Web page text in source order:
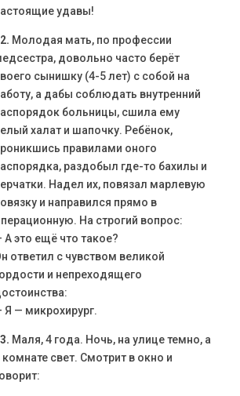
удавы!
Молодая мать, по профессии
довольно часто берёт
сынишку (4-5 лет) с собой на
а дабы соблюдать внутренний
больницы, сшила ему
халат и шапочку. Ребёнок,
правилами оного
раздобыл где-то бахилы и
Надел их, повязал марлевую
и направился прямо в
На строгий вопрос:
А это ещё что такое?
ответил с чувством великой
и непреходящего
Я — микрохирург.
Маля, 4 года. Ночь, на улице темно, а
комнате свет. Смотрит в окно и